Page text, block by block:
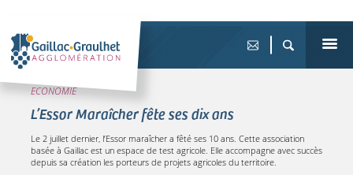
ECONOMIE
L’Essor Maraîcher fête ses dix ans
Le 2 juillet dernier, l’Essor maraîcher a fêté ses 10 ans. Cette association
basée à Gaillac est un espace de test agricole. Elle accompagne avec succès
depuis sa création les porteurs de projets agricoles du territoire.